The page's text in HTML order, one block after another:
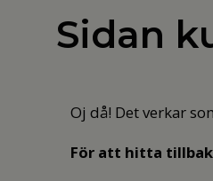
Sidan
Oj då! Det verkar
För att hitta